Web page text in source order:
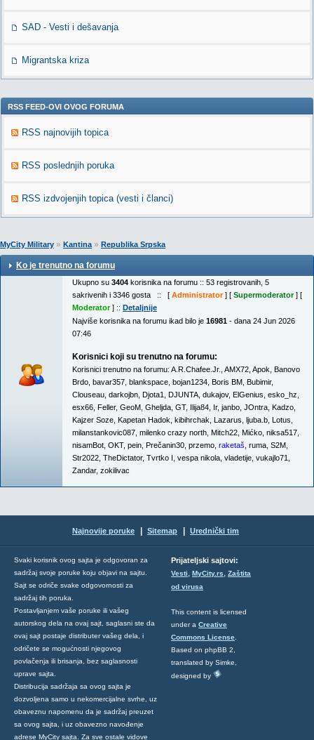
SAD - Vesti i dešavanja
Migrantska kriza
RSS FEED-OVI OVOG FORUMA
RSS najnovijih topica
RSS poslednjih poruka
RSS izdvojenjih topica (vesti i članci)
MyCity Military » Kantina» Republika Srpska
Ko je trenutno na forumu
Ukupno su 3404 korisnika na forumu :: 53 registrovanih, 5
sakrivenih i 3346 gosta :: [ Administrator] [ Supermoderator] [
Moderator] :: Detaljnije
Najviše korisnika na forumu ikad bilo je 16981 - dana 24 Jun 2026
07:46
Korisnici koji su trenutno na forumu:
Korisnici trenutno na forumu: A.R.Chafee.Jr. AMX72 Apok Banovo
Brdo bavar357 blankspace bojan1234 Boris BM Bubimir,
Clouseau darkojbn Djota1 DJUNTA dukajov, ElGenius esko_hz
esx66 Feller, GeoM Gheljda GT, Ilija84 Ir, janbo JOntra Kadzo
Kajzer Soze Kapetan Hadok kibihrchak Lazarus ljuba.b Lotus
milanstankovic087 milenko crazy north Mitch22 Mićko niksa517
nisamBot OKT, pein Prečanin30 przemo raketaš ruma S2M
Str2022 TheDictator, Tvrtko I vespa nikola vladetije vukajlo71
Zandar, zokilivac
Najnovije poruke Sitemap Urednički tim
Svaki korisnik ovog sajta je odgovoran za
sadržaj svoje poruke koju objavi na sajtu.
Sajt se odriče svake odgovornosti za
sadržaj tih poruka.
Postavljanjem vaše poruke ili vašeg
autorskog dela na ovaj sajt, saglasni ste da
ovaj sajt postaje distributer vašeg dela, i
odričete se mogućnosti njegovog
povlačenja ili brisanja, bez saglasnosti
uprave sajta.
Distribucija sadržaja sa ovog sajta je
dozvoljena samo u nekomercijalne svrhe, uz
obaveznu napomenu da je sadržaj preuzet
sa ovog sajta, i uz obavezno navođenje
adrese MyCity sajta. Za sve ostale vidove
Prijateljski sajtovi:
Vesti, MyCity.rs, Zaštita
od virusa
This content is licensed
under a Creative
Commons License
Based on phpBB 2,
translated by Simke,
designed by